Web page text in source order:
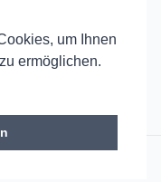
um Ihnen
ermöglichen.